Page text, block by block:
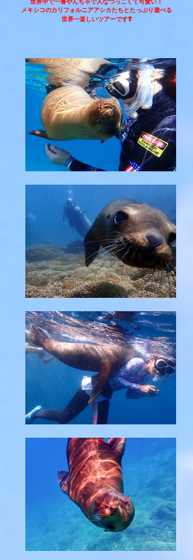
世界中で一番やんちゃで人なつっこくて可愛い！
メキシコのカリフォルニアアシカたちとたっぷり遊べる
​世界一楽しいツアーです❣️